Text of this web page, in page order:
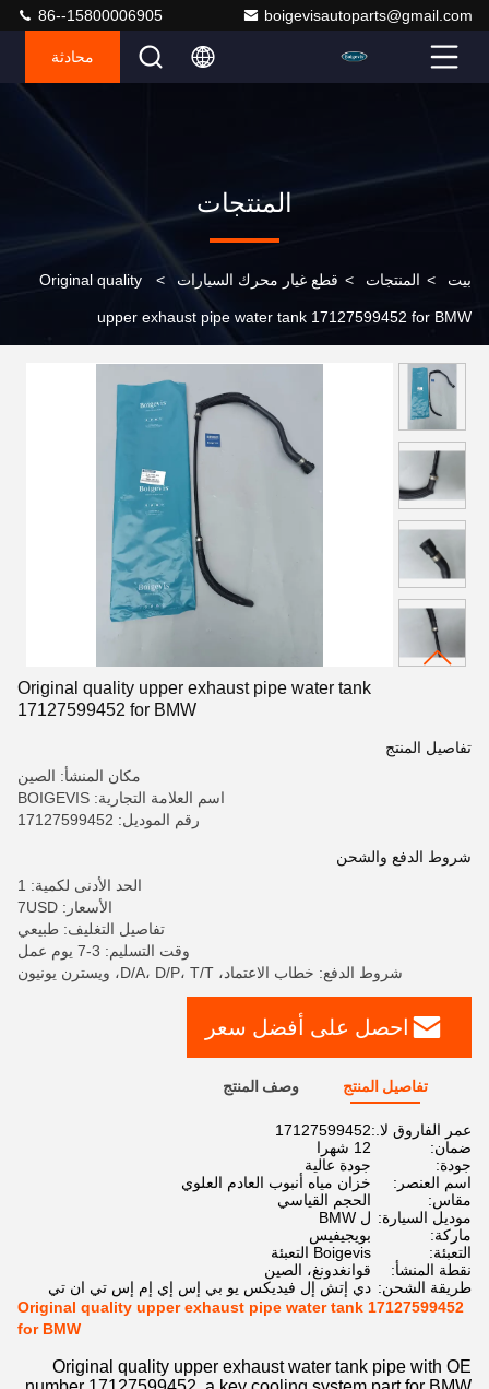
boigevisautoparts@gmail.com
86--15800006905
محادثة
المنتجات
بيت > المنتجات > قطع غيار محرك السيارات >
Original quality
upper exhaust pipe water tank 17127599452 for BMW
Original quality upper exhaust pipe water tank
17127599452 for BMW
تفاصيل المنتج
مكان المنشأ: الصين
اسم العلامة التجارية: BOIGEVIS
رقم الموديل: 17127599452
شروط الدفع والشحن
الحد الأدنى لكمية: 1
الأسعار: 7USD
تفاصيل التغليف: طبيعي
وقت التسليم: 3-7 يوم عمل
شروط الدفع: خطاب الاعتماد، D/A، D/P، T/T، ويسترن يونيون
احصل على أفضل سعر
تفاصيل المنتج وصف المنتج
عمر الفاروق لا.:17127599452
ضمان:
12 شهرا
جودة:
جودة عالية
اسم العنصر:
خزان مياه أنبوب العادم العلوي
مقاس:
الحجم القياسي
موديل السيارة: ل BMW
ماركة:
بويجيفيس
التعبئة:
Boigevis التعبئة
نقطة المنشأ:
قوانغدونغ، الصين
طريقة الشحن: دي إتش إل فيديكس يو بي إس إي إم إس تي ان تي
Original quality upper exhaust pipe water tank 17127599452
for BMW
Original quality upper exhaust water tank pipe with OE